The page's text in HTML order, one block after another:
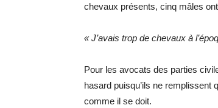
chevaux présents, cinq mâles
« J’avais trop de chevaux à
Pour les avocats des parties
hasard puisqu’ils ne remplissent
comme il se doit.